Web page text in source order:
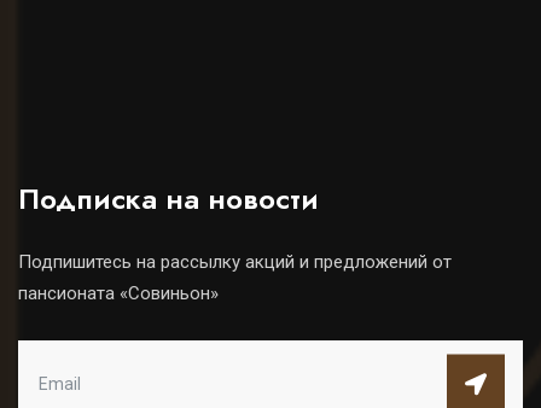
Подписка на новости
Подпишитесь на рассылку акций и предложений от
пансионата «Совиньон»